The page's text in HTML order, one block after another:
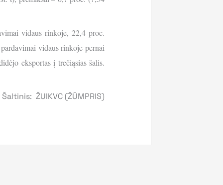
vidaus rinkoje, 22,4 proc.
vidaus rinkoje pernai
eksportas į trečiąsias šalis.
Šaltinis: ŽUIKVC (ŽŪMPRIS)